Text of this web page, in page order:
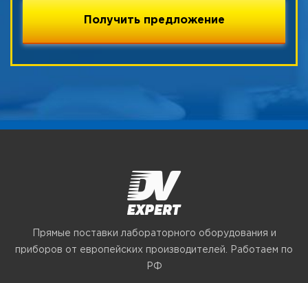
Прямые поставки лабораторного оборудования и
приборов от европейских производителей. Работаем по
РФ